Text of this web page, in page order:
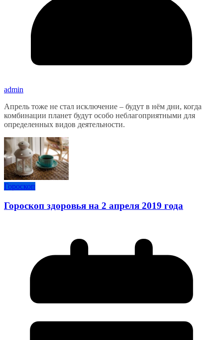
admin
Апрель тоже не стал исключение – будут в нём дни, когда
комбинации планет будут особо неблагоприятными для
определенных видов деятельности.
Гороскоп
Гороскоп здоровья на 2 апреля 2019 года